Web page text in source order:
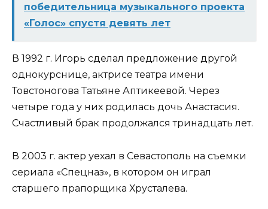
победительница музыкального проекта
«Голос» спустя девять лет
В 1992 г. Игорь сделал предложение другой
однокурснице, актрисе театра имени
Товстоногова Татьяне Аптикеевой. Через
четыре года у них родилась дочь Анастасия.
Счастливый брак продолжался тринадцать лет.
В 2003 г. актер уехал в Севастополь на съемки
сериала «Спецназ», в котором он играл
старшего прапорщика Хрусталева.